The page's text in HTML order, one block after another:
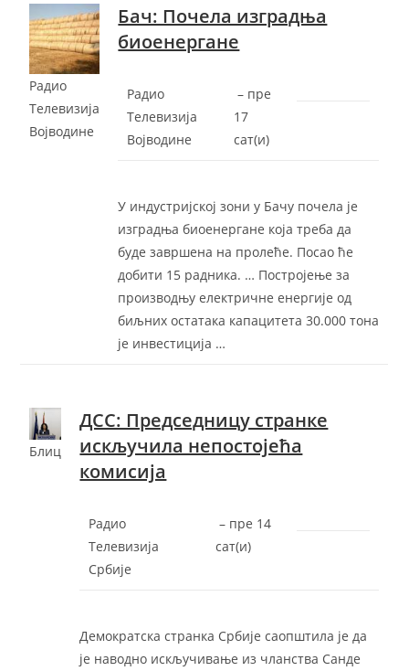
Радио
Телевизија
Војводине
Бач: Почела изградња
биоенергане
Радио
Телевизија
Војводине
– ‎пре
17
сат(и)‎
У индустријској зони у Бачу почела је
изградња биоенергане која треба да
буде завршена на пролеће. Посао ће
добити 15 радника. … Постројење за
производњу електричне енергије од
биљних остатака капацитета 30.000 тона
је инвестиција …
Блиц
ДСС: Председницу странке
искључила непостојећа
комисија
Радио
Телевизија
Србије
– ‎пре 14
сат(и)‎
Демократска странка Србије саопштила је да
је наводно искључивање из чланства Санде